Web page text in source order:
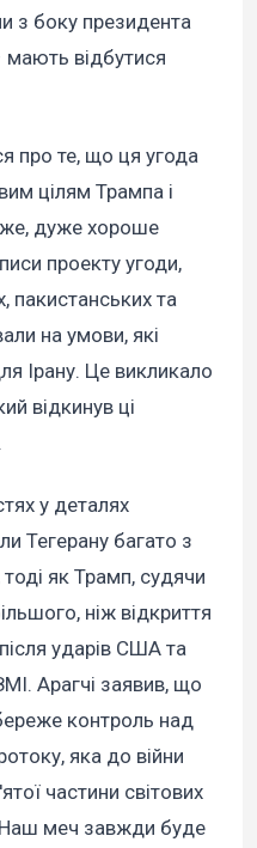
з боку президента
відбутися
про те, що ця угода
цілям Трампа і
дуже хороше
проекту угоди,
пакистанських та
на умови, які
Ірану. Це викликало
відкинув ці
у деталях
Тегерану багато з
як Трамп, судячи
ніж відкриття
ударів США та
Арагчі заявив, що
контроль над
яка до війни
частини світових
меч завжди буде